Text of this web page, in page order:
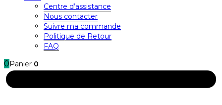
Centre d’assistance
Nous contacter
Suivre ma commande
Politique de Retour
FAQ
0 Panier 0